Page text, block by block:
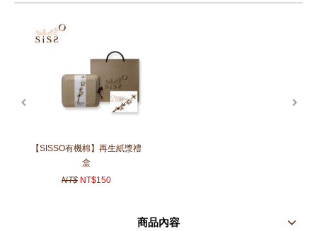
【SISSO有機棉】再生紙漿禮
盒
NT$ NT$150
商品內容